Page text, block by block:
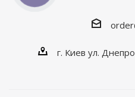
г. Киев ул.